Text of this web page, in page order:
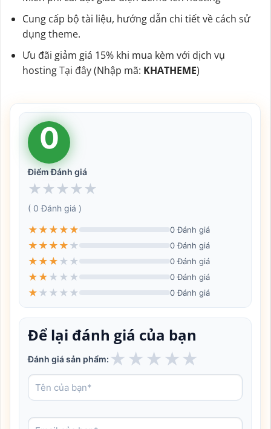
Cung cấp bộ tài liệu, hướng dẫn chi tiết về cách sử
dụng theme.
Ưu đãi giảm giá 15% khi mua kèm với dịch vụ
hostingTại đây(Nhập mã: KHATHEME)
0
Điểm Đánh giá
★ ★ ★ ★ ★
( 0 Đánh giá )
★ ★ ★ ★ ★ 0 Đánh giá
★ ★ ★ ★ ★ 0 Đánh giá
★ ★ ★ ★ ★ 0 Đánh giá
★ ★ ★ ★ ★ 0 Đánh giá
★ ★ ★ ★ ★ 0 Đánh giá
Để lại đánh giá của bạn
Đánh giá sản phẩm: ★ ★ ★ ★★